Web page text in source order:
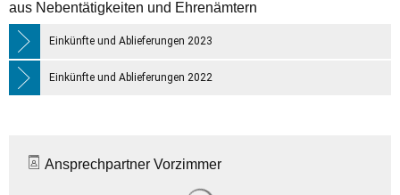
aus Nebentätigkeiten und Ehrenämtern
Einkünfte und Ablieferungen 2023
Einkünfte und Ablieferungen 2022
Ansprechpartner Vorzimmer